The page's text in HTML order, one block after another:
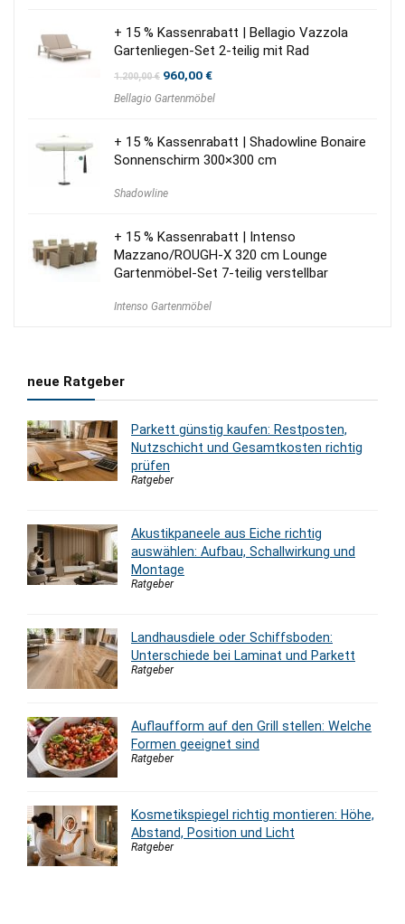
+ 15 % Kassenrabatt | Bellagio Vazzola
Gartenliegen-Set 2-teilig mit Rad
1.200,00€ Ursprünglicher
war:
960,00€Aktueller
ist:
Bellagio Gartenmöbel
+ 15 % Kassenrabatt | Shadowline Bonaire
Sonnenschirm 300×300 cm
Shadowline
+ 15 % Kassenrabatt | Intenso
Mazzano/ROUGH-X 320 cm Lounge
Gartenmöbel-Set 7-teilig verstellbar
Intenso Gartenmöbel
neue Ratgeber
Parkett günstig kaufen: Restposten,
Nutzschicht und Gesamtkosten richtig
prüfen
Ratgeber
Akustikpaneele aus Eiche richtig
auswählen: Aufbau, Schallwirkung und
Montage
Ratgeber
Landhausdiele oder Schiffsboden:
Unterschiede bei Laminat und Parkett
Ratgeber
Auflaufform auf den Grill stellen: Welche
Formen geeignet sind
Ratgeber
Kosmetikspiegel richtig montieren: Höhe,
Abstand, Position und Licht
Ratgeber